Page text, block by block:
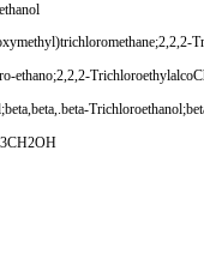
ethano;2,2,2-